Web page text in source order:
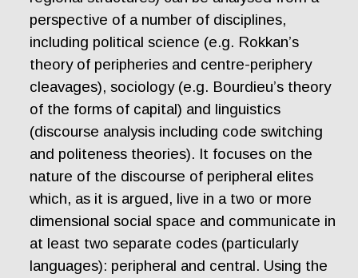
perspective of a number of disciplines,
including political science (e.g. Rokkan’s
theory of peripheries and centre-periphery
cleavages), sociology (e.g. Bourdieu’s theory
of the forms of capital) and linguistics
(discourse analysis including code switching
and politeness theories). It focuses on the
nature of the discourse of peripheral elites
which, as it is argued, live in a two or more
dimensional social space and communicate in
at least two separate codes (particularly
languages): peripheral and central. Using the